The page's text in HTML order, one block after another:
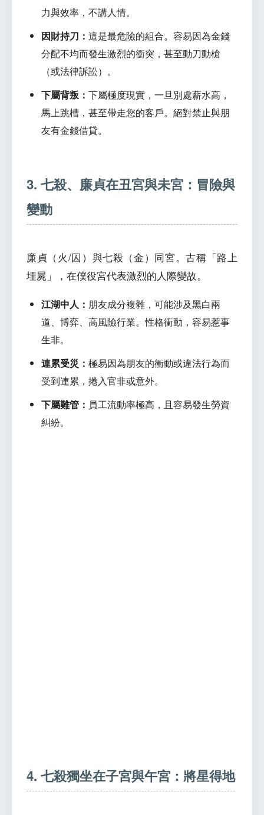
力與效率，不講人情。
因財持刀： 這是最危險的組合。容易因為金錢
分配不均而發生激烈的衝突，甚至動刀動槍
（或法律訴訟）。
下屬背叛： 下屬極度現實，一旦別處薪水高，
馬上跳槽，甚至帶走您的客戶。絕對禁止與朋
友有金錢借貸。
3. 七殺、廉貞在丑宮與未宮：冒險與
變動
廉貞（火/囚）與七殺（金）同宮。古稱「路上
埋屍」，在僕役宮代表激烈的人際變故。
江湖中人： 朋友成分複雜，可能涉及黑白兩
道、博弈、高風險行業。性格衝動，容易惹事
生非。
連累受災： 極易因為朋友的衝動或違法行為而
受到連累，捲入官非或意外。
下屬難管： 員工流動率極高，且容易發生勞資
糾紛。
4. 七殺獨坐在子宮與午宮：將星得地